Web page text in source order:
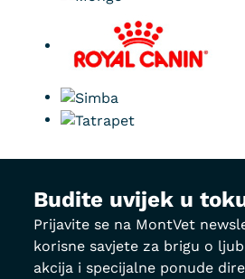
Budite uvijek u
Prijavite se na MontVet
korisne savjete za brigu o
akcija i specijalne ponude